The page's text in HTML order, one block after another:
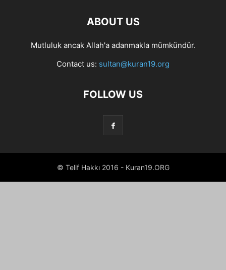
ABOUT US
Mutluluk ancak Allah'a adanmakla mümkündür.
Contact us: sultan@kuran19.org
FOLLOW US
© Telif Hakkı 2016 - Kuran19.ORG